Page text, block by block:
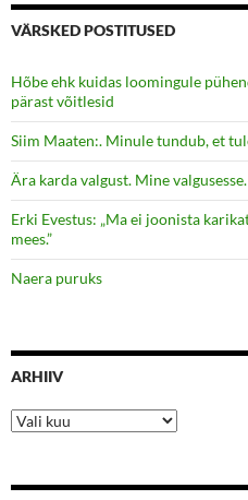
VÄRSKED POSTITUSED
Hõbe ehk kuidas loomingule
pärast võitlesid
Siim Maaten:. Minule tundub, et
Ära karda valgust. Mine
Erki Evestus: „Ma ei joonista
mees.”
Naera puruks
ARHIIV
Arhiiv